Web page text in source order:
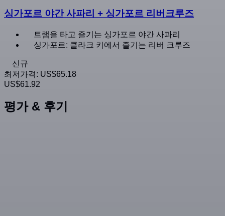
싱가포르 야간 사파리 + 싱가포르 리버크루즈
트램을 타고 즐기는 싱가포르 야간 사파리
싱가포르: 클라크 키에서 즐기는 리버 크루즈
신규
최저가격: US$65.18
US$61.92
평가 & 후기